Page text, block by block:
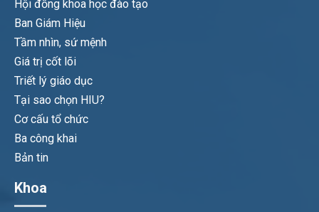
Hội đồng khoa học đào tạo
Ban Giám Hiệu
Tầm nhìn, sứ mệnh
Giá trị cốt lõi
Triết lý giáo dục
Tại sao chọn HIU?
Cơ cấu tổ chức
Ba công khai
Bản tin
Khoa